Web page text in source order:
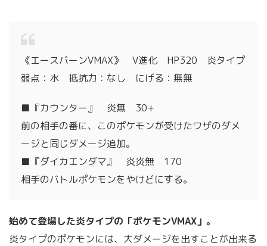
《エースバーンVMAX》 V進化 HP320 炎タイプ
弱点：水 抵抗力：なし にげる：無無
■『カウンター』 炎無 30+
前の相手の番に、このポケモンが受けたワザのダメ
ージと同じダメージ追加。
■『ダイカエンダマ』 炎炎無 170
相手のバトルポケモンをやけどにする。
始めて登場した炎タイプの「ポケモンVMAX」。
炎タイプのポケモンには、大ダメージを出すことが出来る